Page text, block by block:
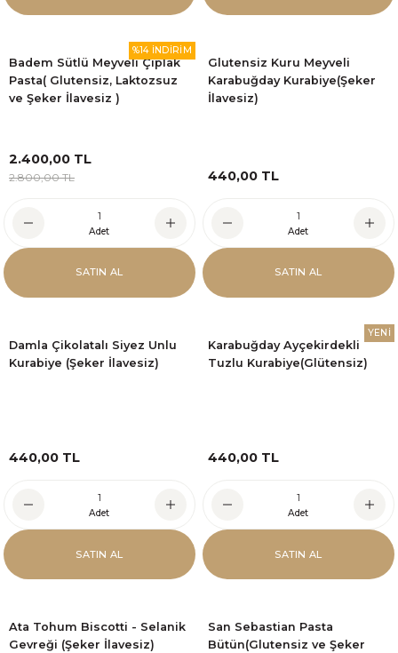
%14 İNDİRİM
Badem Sütlü Meyveli Çıplak
Pasta( Glutensiz, Laktozsuz
ve Şeker İlavesiz )
2.400,00 TL
2.800,00 TL
Adet
SATIN AL
Glutensiz Kuru Meyveli
Karabuğday Kurabiye(Şeker
İlavesiz)
440,00 TL
Adet
SATIN AL
Damla Çikolatalı Siyez Unlu
Kurabiye (Şeker İlavesiz)
440,00 TL
Adet
SATIN AL
YENİ
Karabuğday Ayçekirdekli
Tuzlu Kurabiye(Glütensiz)
440,00 TL
Adet
SATIN AL
Ata Tohum Biscotti - Selanik
Gevreği (Şeker İlavesiz)
San Sebastian Pasta
Bütün(Glutensiz ve Şeker